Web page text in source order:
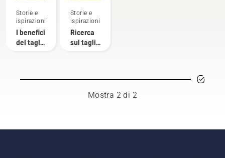
Storie e
ispirazioni
I benefici
del taglio
Storie e
ispirazioni
Ricerca
sul taglio
Mostra 2 di 2